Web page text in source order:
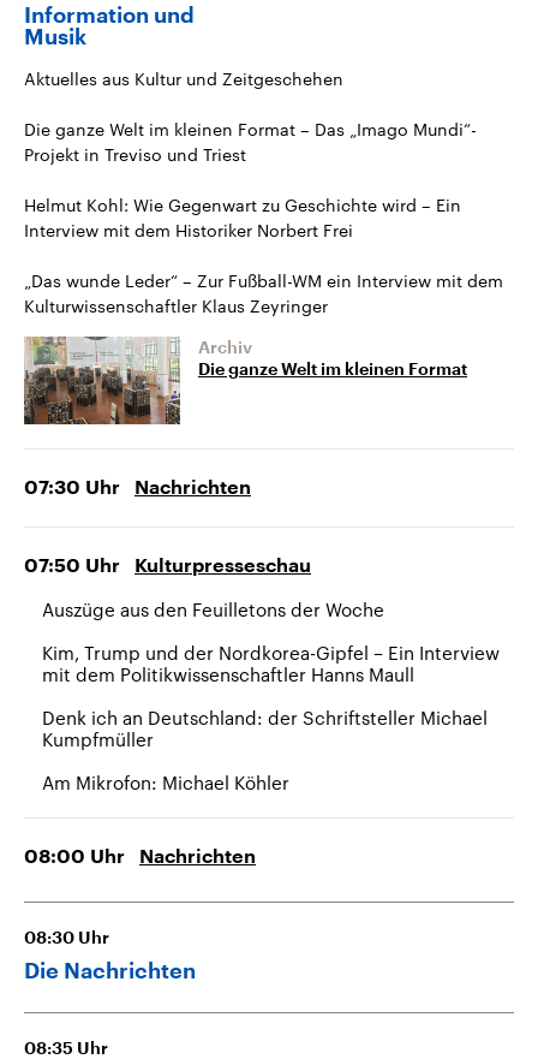
Information und
Musik
Aktuelles aus Kultur und Zeitgeschehen
Die ganze Welt im kleinen Format – Das „Imago Mundi“-
Projekt in Treviso und Triest
Helmut Kohl: Wie Gegenwart zu Geschichte wird – Ein
Interview mit dem Historiker Norbert Frei
„Das wunde Leder“ – Zur Fußball-WM ein Interview mit dem
Kulturwissenschaftler Klaus Zeyringer
Archiv
Die ganze Welt im kleinen Format
07:30 Uhr Nachrichten
07:50 Uhr Kulturpresseschau
Auszüge aus den Feuilletons der Woche
Kim, Trump und der Nordkorea-Gipfel – Ein Interview
mit dem Politikwissenschaftler Hanns Maull
Denk ich an Deutschland: der Schriftsteller Michael
Kumpfmüller
Am Mikrofon: Michael Köhler
08:00 Uhr Nachrichten
08:30 Uhr
Die Nachrichten
08:35 Uhr